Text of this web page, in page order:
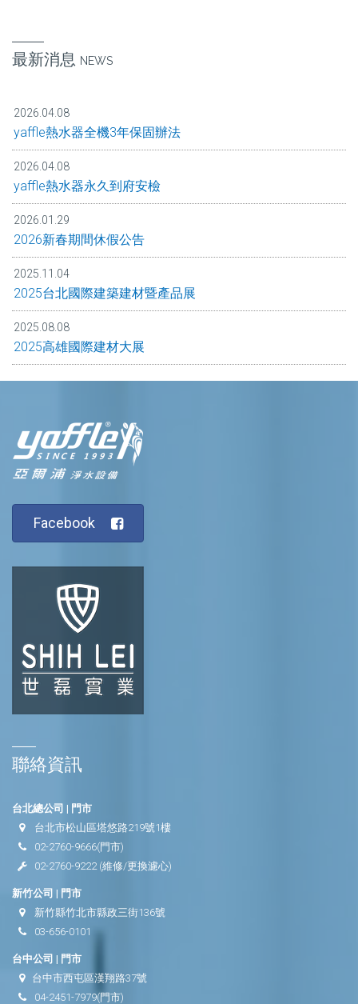
最新消息 NEWS
2026.04.08
yaffle熱水器全機3年保固辦法
2026.04.08
yaffle熱水器永久到府安檢
2026.01.29
2026新春期間休假公告
2025.11.04
2025台北國際建築建材暨產品展
2025.08.08
2025高雄國際建材大展
Facebook
聯絡資訊
台北總公司 | 門市
台北市松山區塔悠路219號1樓
02-2760-9666(門市)
02-2760-9222(維修/更換濾心)
新竹公司 | 門市
新竹縣竹北市縣政三街136號
03-656-0101
台中公司 | 門市
台中市西屯區漢翔路37號
04-2451-7979(門市)